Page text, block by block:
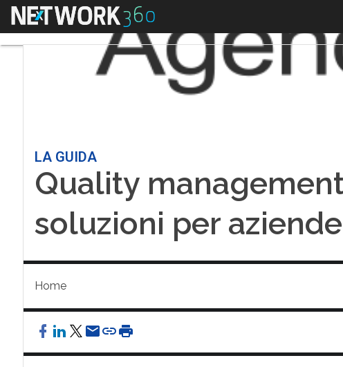
Menu
LA GUIDA
Quality
soluzioni per aziende
Home